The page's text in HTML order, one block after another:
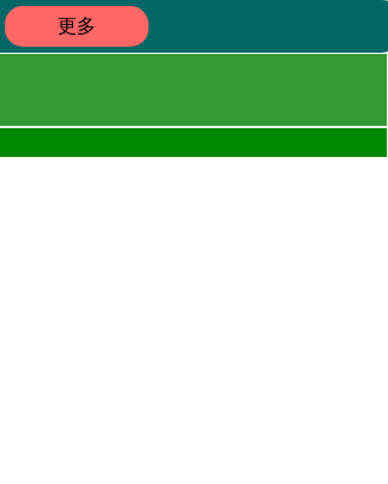
更多